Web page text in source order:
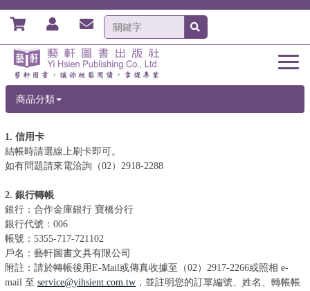
商品分類
1. 信用卡
結帳時請選線上刷卡即可。
如有問題請來電洽詢（02）2918-2288
2. 銀行轉帳
銀行：合作金庫銀行 寶橋分行
銀行代號：006
帳號：5355-717-721102
戶名：藝軒圖書文具有限公司
附註：請於轉帳後用E-Mail或傳真收據至（02）2917-2266或照相 e-
mail 至 service@yihsient.com.tw ，並註明您的訂單編號、姓名、轉帳帳